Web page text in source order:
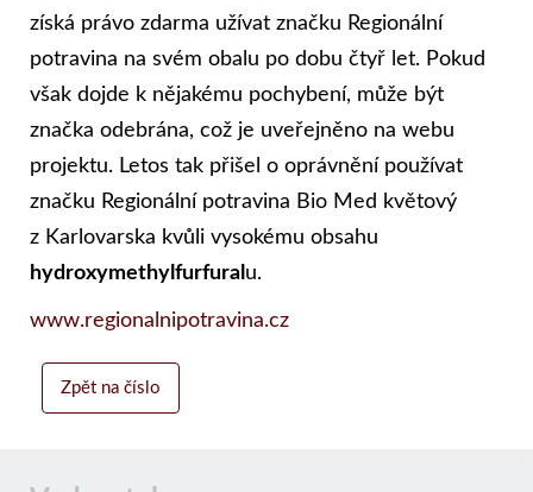
získá právo zdarma užívat značku Regionální
potravina na svém obalu po dobu čtyř let. Pokud
však dojde k nějakému pochybení, může být
značka odebrána, což je uveřejněno na webu
projektu. Letos tak přišel o oprávnění používat
značku Regionální potravina Bio Med květový
z Karlovarska kvůli vysokému obsahu
hydroxymethylfurfural u.
www.regionalnipotravina.cz
Zpět na číslo